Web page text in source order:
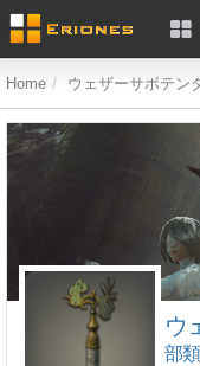
Home ウェザーサボテン
ウ
部類